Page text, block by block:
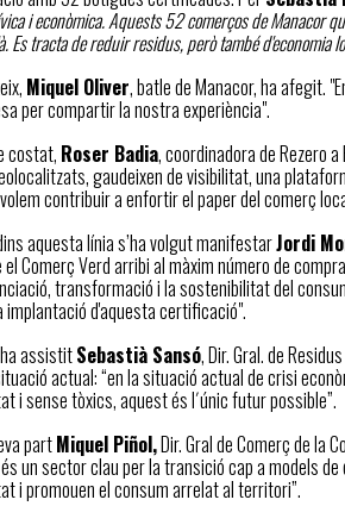
i econòmica. Aquests 52 comerços de Manacor
Es tracta de reduir residus, però també d'economia
Miquel Oliver, batle de Manacor, ha afegit.
per compartir la nostra experiència".
costat, Roser Badia, coordinadora de Rezero
gaudeixen de visibilitat, una
contribuir a enfortir el paper del comerç
aquesta línia s’ha volgut manifestarJordi
Comerç Verd arribi al màxim número de
transformació i la sostenibilitat del
implantació d'aquesta certificació".
assistitSebastià Sansó, Dir. Gral. de
actual: “en la situació actual de crisi
i sense tòxics, aquest és l´únic futur possible”.
partMiquel Piñol,Dir. Gral de Comerç de la
un sector clau per la transició cap a models
i promouen el consum arrelat al territori”.